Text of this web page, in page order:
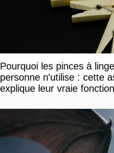
Pourquoi les pinces à
personne n'utilise : cette
explique leur vraie